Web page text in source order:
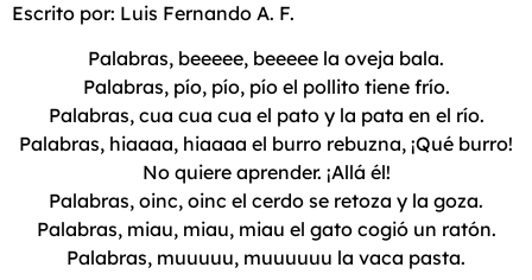
Escrito por: Luis Fernando A. F.
Palabras, beeeee, beeeee la oveja bala.
Palabras, pío, pío, pío el pollito tiene frío.
Palabras, cua cua cua el pato y la pata en el río.
Palabras, hiaaaa, hiaaaa el burro rebuzna, ¡Qué burro!
No quiere aprender. ¡Allá él!
Palabras, oinc, oinc el cerdo se retoza y la goza.
Palabras, miau, miau, miau el gato cogió un ratón.
Palabras, muuuuu, muuuuuu la vaca pasta.